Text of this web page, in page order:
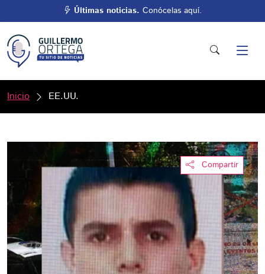
Últimas noticias. Conócelas aquí.
Inicio EE.UU.
Compartir